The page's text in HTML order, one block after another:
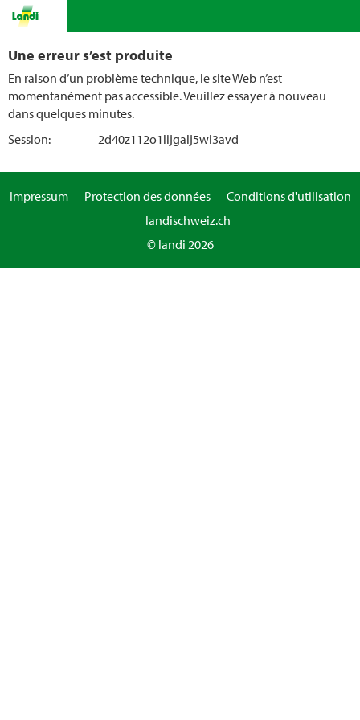
Une erreur s’est produite
En raison d’un problème technique, le site Web n’est
momentanément pas accessible. Veuillez essayer à nouveau
dans quelques minutes.
Session:
2d40z112o1lijgalj5wi3avd
Impressum Protection des données
Conditions d'utilisation
landischweiz.ch
© landi 2026